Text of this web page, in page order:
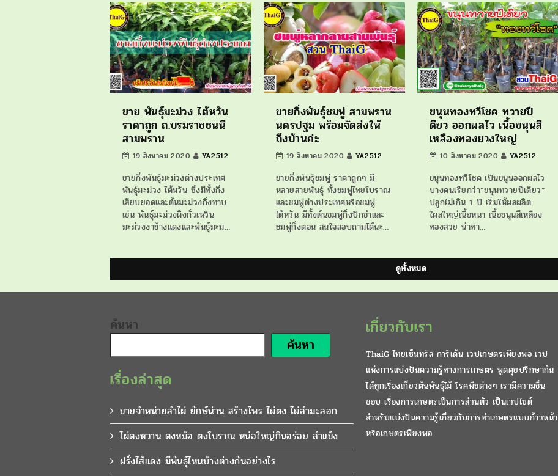
ขาย พันธุ์มะม่วง ไต้หวัน
ราคาถูก ถ.บรมราชชนนี
สามพราน
19 สิงหาคม 2020 YA2512
ขายกิ่งพันธุ์มะม่วงต่างประเทศ
พันธุ์มะม่วง ไต้หวัน ซึ่งมีทั้งกิ่ง
เสียบยอดและต้นมะม่วงกิ่งทาบ
เช่น พันธุ์มะม่วงผิงกั่วเหวิน
มะม่วงงาช้างแดงและพันธุ์มะม…
ขายกิ่งพันธุ์ชมพู่ สามพราน
นครปฐม พร้อมจัดส่งให้
ถึงบ้านค่ะ
19 สิงหาคม 2020 YA2512
ขายกิ่งพันธุ์ชมพู่ ราคาถูกๆ มี
หลายสายพันธุ์ ทั้งชมพู่ไทยโบราณ
และชมพู่ต่างประเทศหรือชมพู่
ไต้หวัน มีทั้งต้นชมพู่กิ่งปักชำและ
ชมพู่กิ่งตอน สนใจสอบถามได้นะ…
ขนุนทองทวีโชค ทวายปี
ดียว ออกผลไว เนื้อขนุนสี
เหลืองทองยวงใหญ่
10 สิงหาคม 2020 YA2512
ขนุนทองทวีโชค เป็นขนุนออกผลไว
บางคนเรียกว่า”ขนุนทวายปีเดียว”
ปลูกไม่เกิน 1 ปี เริ่มให้ผลผลิต
ใผลใหญ่เนื้อหนา เนื้อขนุนสีเหลือง
ทองสวย น่าทา…
ดูทั้งหมด
ค้นหา
ค้นหา
เรื่องล่าสุด
ขายจำหน่ายลำไผ่ ยักษ์น่าน สร้างไพร ไผ่ตง ไผ่ลำมะลอก
ไผ่ตงหวาน ตงหม้อ ตงโบราณ หน่อใหญ่กินอร่อย ลำแข็ง
ฝรั่งไส้แดง มีพันธุ์ไหนบ้างต่างกันอย่างไร
เกี่ยวกับเรา
ThaiG ไทยเซ็นทรัล การ์เด้น เวปเกษตรเพียงพอ เวป
แห่งการแบ่งปันความรู้ทางการเกษตร พูดคุยปรึกษากัน
ได้ทุกเรื่องเกี่ยวต้นพันธุ์ไม้ โรคพืชต่างๆ เรามีความชื่น
ชอบ เรื่องการเกษตรเป็นการส่วนตัว เป็นเวปไซต์
สำหรับแบ่งปันความรู้เกี่ยวกับการทำเกษตรแบบก้าวหน้า
หรือเกษตรเพียงพอ